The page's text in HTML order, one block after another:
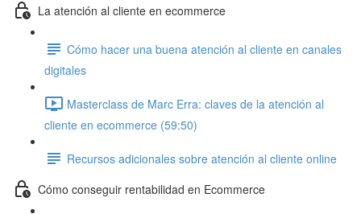
La atención al cliente en ecommerce
Cómo hacer una buena atención al cliente en canales
digitales
Masterclass de Marc Erra: claves de la atención al
cliente en ecommerce (59:50)
Recursos adicionales sobre atención al cliente online
Cómo conseguir rentabilidad en Ecommerce